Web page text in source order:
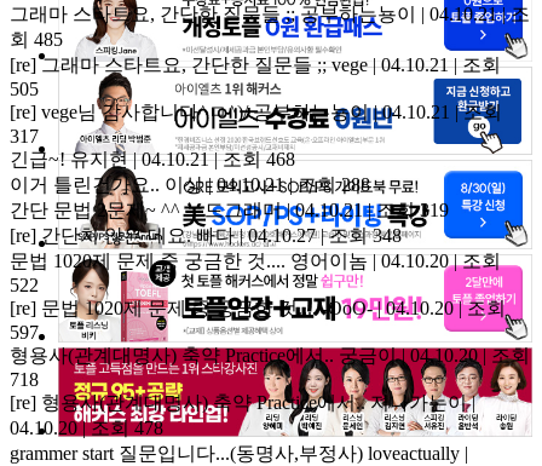
그래마 스타트요, 간단한 질문들 ;;공부하는뇽이 | 04.10.21 | 조
회 485
[re] 그래마 스타트요, 간단한 질문들 ;;vege | 04.10.21 | 조회
505
[re] vege님 감사합니다^ㅁ^)/공부하는뇽이 | 04.10.21 | 조회
317
긴급~!유지현 | 04.10.21 | 조회 468
이거 틀린건가요.. 이상 | 04.10.21 | 조회 288
간단 문법 2문제~ ^^누드그래머 | 04.10.21 | 조회 319
[re] 간단치 않은 데요.빠다 | 04.10.27 | 조회 348
문법 1020제 문제 중 궁금한 것....영어이놈 | 04.10.20 | 조회
522
[re] 문법 1020제 문제 중 궁금한 것....-OoO- | 04.10.20 | 조회
597
형용사(관계대명사) 축약 Practice에서..궁금이 | 04.10.20 | 조회
718
[re] 형용사(관계대명사) 축약 Practice에서..지나가는이 |
04.10.20 | 조회 478
grammer start 질문입니다...(동명사,부정사) loveactually |